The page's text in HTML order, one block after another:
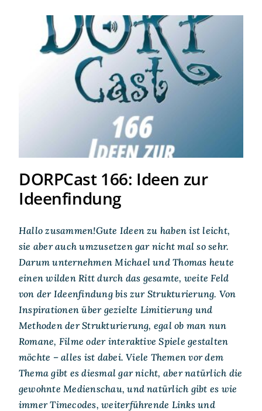
DORPCast 166: Ideen zur
Ideenfindung
DORPCast 166: Ideen zur
Ideenfindung
Hallo zusammen!Gute Ideen zu haben ist leicht,
sie aber auch umzusetzen gar nicht mal so sehr.
Darum unternehmen Michael und Thomas heute
einen wilden Ritt durch das gesamte, weite Feld
von der Ideenfindung bis zur Strukturierung. Von
Inspirationen über gezielte Limitierung und
Methoden der Strukturierung, egal ob man nun
Romane, Filme oder interaktive Spiele gestalten
möchte – alles ist dabei. Viele Themen vor dem
Thema gibt es diesmal gar nicht, aber natürlich die
gewohnte Medienschau, und natürlich gibt es wie
immer Timecodes, weiterführende Links und